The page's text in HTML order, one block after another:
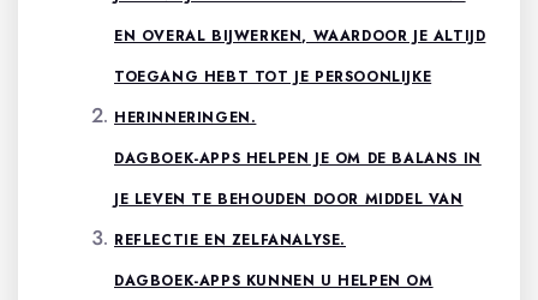
EN OVERAL BIJWERKEN, WAARDOOR JE ALTIJD
TOEGANG HEBT TOT JE PERSOONLIJKE
HERINNERINGEN.
DAGBOEK-APPS HELPEN JE OM DE BALANS IN
JE LEVEN TE BEHOUDEN DOOR MIDDEL VAN
REFLECTIE EN ZELFANALYSE.
DAGBOEK-APPS KUNNEN U HELPEN OM